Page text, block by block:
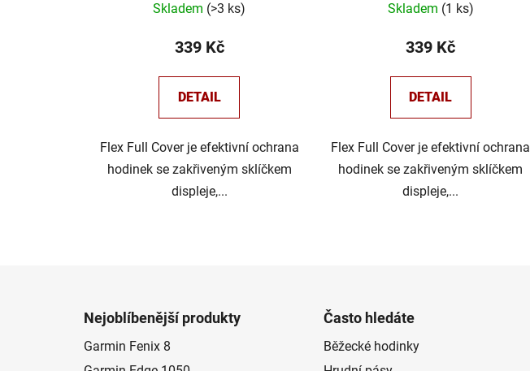
Skladem (>3 ks)
339 Kč
DETAIL
Flex Full Cover je efektivní ochrana
hodinek se zakřiveným sklíčkem
displeje,...
Skladem (1 ks)
339 Kč
DETAIL
Flex Full Cover je efektivní ochrana
hodinek se zakřiveným sklíčkem
displeje,...
Nejoblíbenější produkty
Garmin Fenix 8
Často hledáte
Běžecké hodinky